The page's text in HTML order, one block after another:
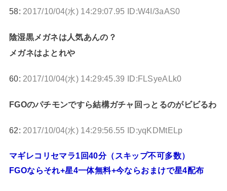
58: 2017/10/04(水) 14:29:07.95 ID:W4I/3aAS0
陰湿黒メガネは人気あんの？
メガネはよとれや
60: 2017/10/04(水) 14:29:45.39 ID:FLSyeALk0
FGOのパチモンですら結構ガチャ回っとるのがビビるわ
62: 2017/10/04(水) 14:29:56.55 ID:yqKDMtELp
マギレコリセマラ1回40分（スキップ不可多数）
FGOならそれ+星4一体無料+今ならおまけで星4配布